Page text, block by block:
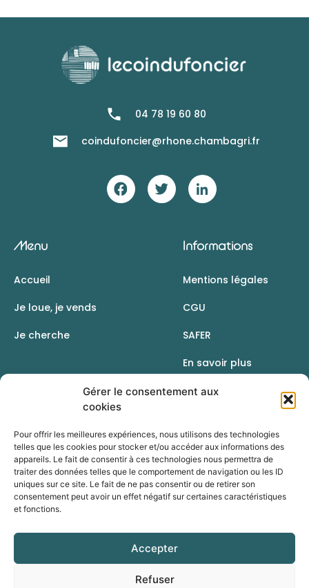
Gérer le consentement aux
cookies
Pour offrir les meilleures expériences, nous utilisons des technologies
telles que les cookies pour stocker et/ou accéder aux informations des
appareils. Le fait de consentir à ces technologies nous permettra de
traiter des données telles que le comportement de navigation ou les ID
uniques sur ce site. Le fait de ne pas consentir ou de retirer son
consentement peut avoir un effet négatif sur certaines caractéristiques
et fonctions.
Accepter
Refuser
04 78 19 60 80
coindufoncier@rhone.chambagri.fr
Menu
Accueil
Je loue, je vends
Je cherche
Informations
Mentions légales
CGU
SAFER
En savoir plus
Contact
Une initiative de la Chambre d’agriculture du Rhône